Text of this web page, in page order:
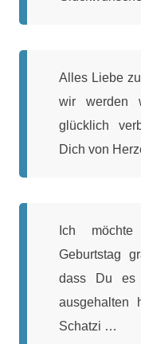
Alles Liebe
wir werden
glücklich
Dich von
Ich
Geburtstag
dass Du
ausgehalten
Schatzi …